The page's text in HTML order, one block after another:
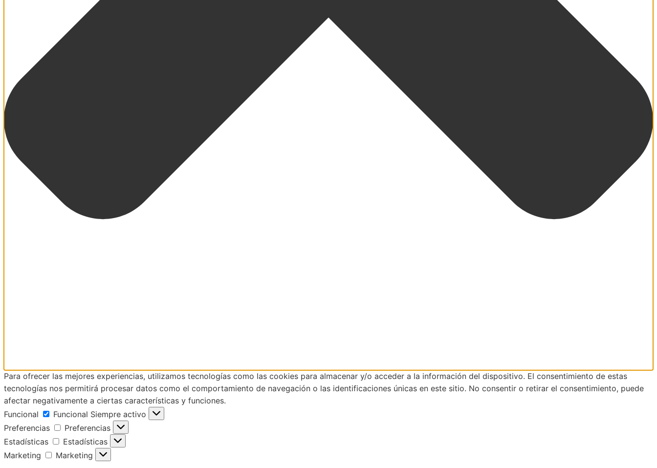
Para ofrecer las mejores experiencias, utilizamos tecnologías como las cookies para almacenar y/o acceder a la información del dispositivo. El consentimiento de estas
tecnologías nos permitirá procesar datos como el comportamiento de navegación o las identificaciones únicas en este sitio. No consentir o retirar el consentimiento, puede
afectar negativamente a ciertas características y funciones.
Funcional
Funcional Siempre activo
Preferencias
Preferencias
Estadísticas
Estadísticas
Marketing
Marketing